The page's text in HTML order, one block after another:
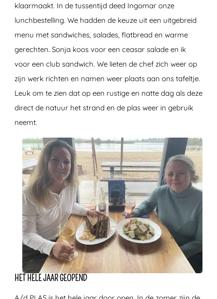
klaarmaakt. In de tussentijd deed Ingomar onze
lunchbestelling. We hadden de keuze uit een uitgebreid
menu met sandwiches, salades, flatbread en warme
gerechten. Sonja koos voor een ceasar salade en ik
voor een club sandwich. We lieten de chef zich weer op
zijn werk richten en namen weer plaats aan ons tafeltje.
Leuk om te zien dat op een rustige en natte dag als deze
direct de natuur het strand en de plas weer in gebruik
neemt.
HET HELE JAAR GEOPEND